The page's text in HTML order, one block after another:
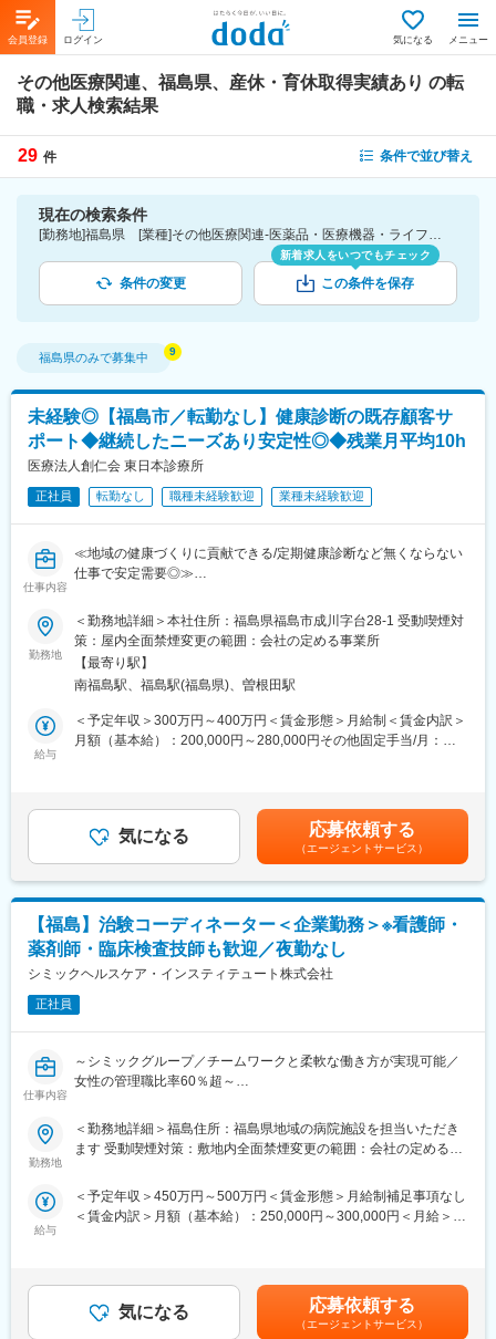
会員登録 ログイン 気になる メニュー
その他医療関連、福島県、産休・育休取得実績あり の転
職・求人検索結果
29 件 条件で並び替え
現在の検索条件
[勤務地]福島県 [業種]その他医療関連-医薬品・医療機器・ライフサイエンス・医療系サービス [詳細条件](休日・働き方)産休・育休取得実績あり
条件の変更
新着求人をいつでもチェック
この条件を保存
福島県のみで募集中
未経験◎【福島市／転勤なし】健康診断の既存顧客サ
ポート◆継続したニーズあり安定性◎◆残業月平均10h
医療法人創仁会 東日本診療所
正社員 転勤なし 職種未経験歓迎 業種未経験歓迎
仕事内容
≪地域の健康づくりに貢献できる/定期健康診断など無くならない
仕事で安定需要◎≫
■業務内容：
〇取引先訪問
・顧客との打合せ
└当法人の健康診断を利用している企業や団体に対し、次回の健
康診断に関する打合せを行っていただきます。顧客によって検査
項目が異なるため、しっかりと要望をお伺いし、最適なプランの
提案を行います。例えば、製造業などの特殊な溶剤を使用してい
・健診結果配布
すべての検診に同行するわけではなく、受診人数が多い場合等、
フォローが必要なときのみサポートを行います。
〇その他付随する業務
・見積書、請求書作成
・ドクターの送迎など
※社用車使用。県内各地の企業を訪問します。
■期待する役割：
ニーズに沿った提案を行い、次回もリピートいただけるように信
■働き方：
することがございますが、残業は月10時間程度と働きやすい環境
です。
■入社後の流れ：
入社後1～2年間は研修を兼ねて、検査員に同行していただき、健
康診断のサポート業務を行っていただきます。ライセンスが不要
勤務地
＜勤務地詳細＞本社住所：福島県福島市成川字台28-1 受動喫煙対
策：屋内全面禁煙変更の範囲：会社の定める事業所
【最寄り駅】
南福島駅、福島駅(福島県)、曽根田駅
給与
＜予定年収＞300万円～400万円＜賃金形態＞月給制＜賃金内訳＞
月額（基本給）：200,000円～280,000円その他固定手当/月：
する可能性があります。月給(月額)は固定手当を含めた表記です。
気になる 応募依頼する
（エージェントサービス）
【福島】治験コーディネーター＜企業勤務＞※看護師・
薬剤師・臨床検査技師も歓迎／夜勤なし
シミックヘルスケア・インスティテュート株式会社
正社員
仕事内容
～シミックグループ／チームワークと柔軟な働き方が実現可能／
女性の管理職比率60％超～
■職務内容：
超高齢化社会に突入し、様々な疾病に対して患者さんや私たちの
関のサポートを担う治験コーディネーター（通称CRC）を募集し
ています。
※職場は基本的に委託されている医療機関であるため、自宅からの
直行直帰が多いです。
勤務地
＜勤務地詳細＞福島住所：福島県地域の病院施設を担当いただき
ます 受動喫煙対策：敷地内全面禁煙変更の範囲：会社の定める事
給与
＜予定年収＞450万円～500万円＜賃金形態＞月給制補足事項なし
＜賃金内訳＞月額（基本給）：250,000円～300,000円＜月給＞
気になる 応募依頼する
（エージェントサービス）